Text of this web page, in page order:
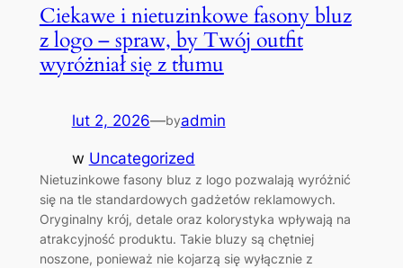
Ciekawe i nietuzinkowe fasony bluz
z logo – spraw, by Twój outfit
wyróżniał się z tłumu
lut 2, 2026—byadmin
w Uncategorized
Nietuzinkowe fasony bluz z logo pozwalają wyróżnić
się na tle standardowych gadżetów reklamowych.
Oryginalny krój, detale oraz kolorystyka wpływają na
atrakcyjność produktu. Takie bluzy są chętniej
noszone, ponieważ nie kojarzą się wyłącznie z